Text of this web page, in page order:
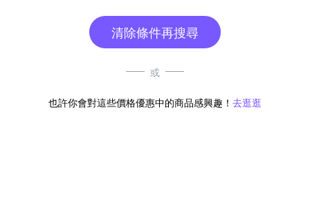
清除條件再搜尋
或
也許你會對這些價格優惠中的商品感興趣！ 去逛逛